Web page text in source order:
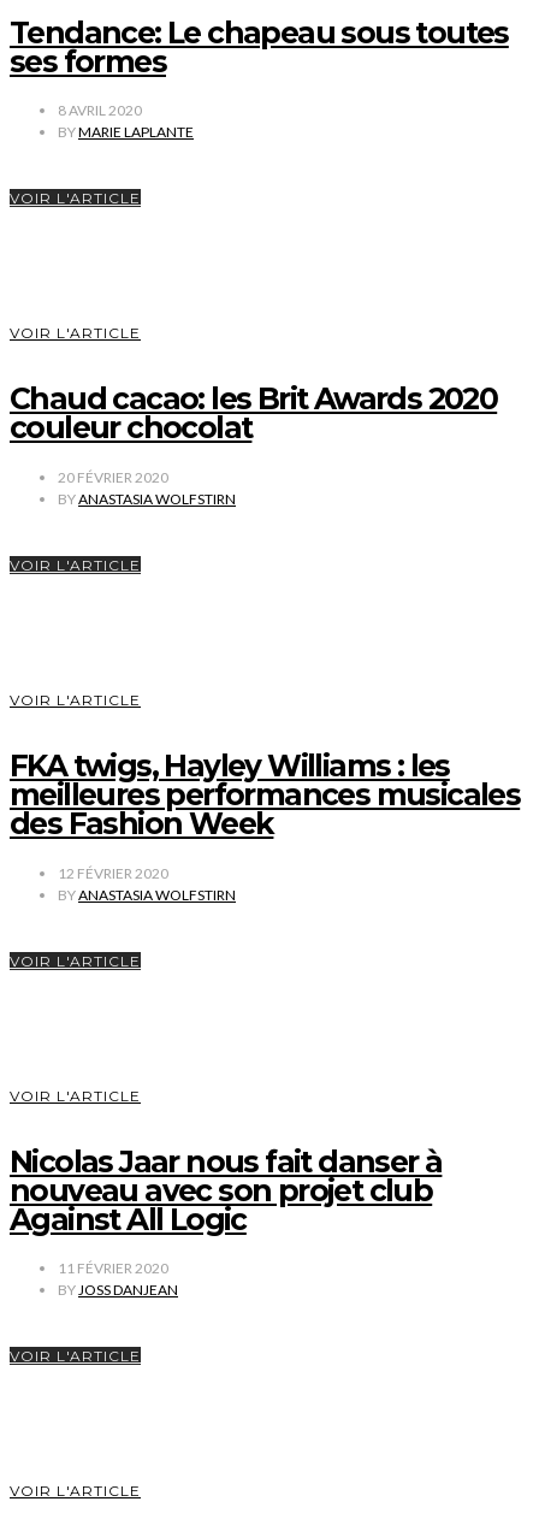
Tendance: Le chapeau sous toutes
ses formes
8 AVRIL 2020
BYMARIE LAPLANTE
VOIR L'ARTICLE
VOIR L'ARTICLE
Chaud cacao: les Brit Awards 2020
couleur chocolat
20 FÉVRIER 2020
BYANASTASIA WOLFSTIRN
VOIR L'ARTICLE
VOIR L'ARTICLE
FKA twigs, Hayley Williams : les
meilleures performances musicales
des Fashion Week
12 FÉVRIER 2020
BYANASTASIA WOLFSTIRN
VOIR L'ARTICLE
VOIR L'ARTICLE
Nicolas Jaar nous fait danser à
nouveau avec son projet club
Against All Logic
11 FÉVRIER 2020
BYJOSS DANJEAN
VOIR L'ARTICLE
VOIR L'ARTICLE